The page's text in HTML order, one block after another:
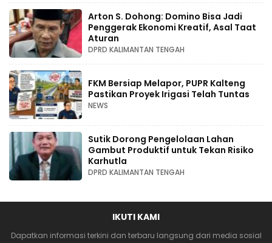
Arton S. Dohong: Domino Bisa Jadi
Penggerak Ekonomi Kreatif, Asal Taat
Aturan
DPRD KALIMANTAN TENGAH
FKM Bersiap Melapor, PUPR Kalteng
Pastikan Proyek Irigasi Telah Tuntas
NEWS
Sutik Dorong Pengelolaan Lahan
Gambut Produktif untuk Tekan Risiko
Karhutla
DPRD KALIMANTAN TENGAH
IKUTI KAMI
Dapatkan informasi terkini dan terbaru langsung dari media sosial